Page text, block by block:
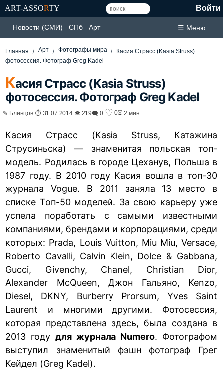
ART-ASSORTY Войти
Новости (СМИ) СПб Арт ☰ Меню
Главная Арт Фотографы мира
Касия Страсс (Kasia Struss)
фотосессия. Фотограф Greg Kadel
Касия Страсс (Kasia Struss)
фотосессия. Фотограф Greg Kadel
✎ Блинцов ⏱ 31.07.2014 👁 219🗨 0 ♡ 0⏳ 2 мин
Касия Страсс (Kasia Struss, Катажина
Струсиньска) — знаменитая польская топ-
модель. Родилась в городе Цеханув, Польша в
1987 году. В 2010 году Касия вошла в топ-30
журнала Vogue. В 2011 заняла 13 место в
списке Топ-50 моделей. За свою карьеру уже
успела поработать с самыми известными
компаниями, брендами и корпорациями, среди
которых: Prada, Louis Vuitton, Miu Miu, Versace,
Roberto Cavalli, Calvin Klein, Dolce & Gabbana,
Gucci, Givenchy, Chanel, Christian Dior,
Alexander McQueen, Джон Гальяно, Kenzo,
Diesel, DKNY, Burberry Prorsum, Yves Saint
Laurent и многими другими. Фотосессия,
которая представлена здесь, была создана в
2013 годудля журнала Numero. Фотографом
выступил знаменитый фэшн фотограф Грег
Кейдел (Greg Kadel).